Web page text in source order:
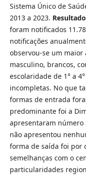
Sistema Único de
2013 a 2023.
foram notificados
notificações
observou-se um
masculino, brancos,
escolaridade de 1° a
incompletas. No que
formas de entrada
predominante foi a
apresentaram número
não apresentou
forma de saída foi por
semelhanças com o
particularidades